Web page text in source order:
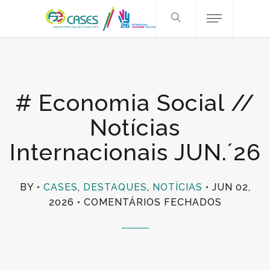
# Economia Social //
Notícias
Internacionais JUN.´26
BY CASES, DESTAQUES, NOTÍCIAS
JUN 02,
2026
COMENTÁRIOS FECHADOS